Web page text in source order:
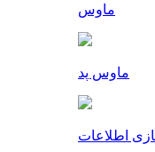
ماوس
ماوس پد
اطلاعات